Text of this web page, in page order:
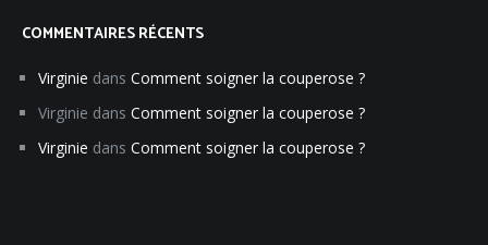
COMMENTAIRES RÉCENTS
Virginie dans Comment soigner la couperose ?
Virginie dans Comment soigner la couperose ?
Virginie dans Comment soigner la couperose ?